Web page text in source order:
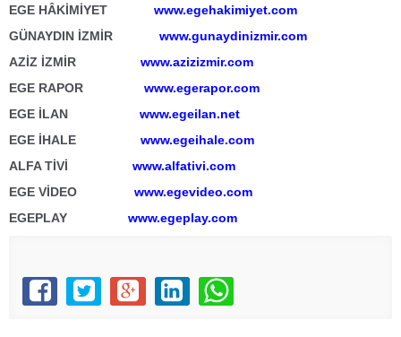
EGE HÂKİMİYET www.egehakimiyet.com
GÜNAYDIN İZMİR www.gunaydinizmir.com
AZİZ İZMİR www.azizizmir.com
EGE RAPOR www.egerapor.com
EGE İLAN www.egeilan.net
EGE İHALE www.egeihale.com
ALFA TİVİ www.alfativi.com
EGE VİDEO www.egevideo.com
EGEPLAY www.egeplay.com